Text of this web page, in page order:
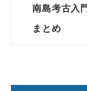
南島考古入
まとめ